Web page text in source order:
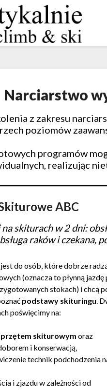
Narciarstwo
z zakresu
poziomów
programów
realizując
ABC
skiturach w 2 dni:
raków i
do osób, które dobrze
(oznacza to płynną jazdę
stokach) i chcą
podstawy skituringu.
poświęcimy na:
skiturowym oraz
i konserwacją,
technik podchodzenia
i zjazdu w zależności od